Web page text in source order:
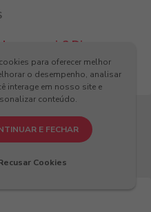
no nariz? Dicas
e estilo com
para oferecer melhor
o desempenho, analisar
interage em nosso site e
conteúdo.
E FECHAR
Cookies